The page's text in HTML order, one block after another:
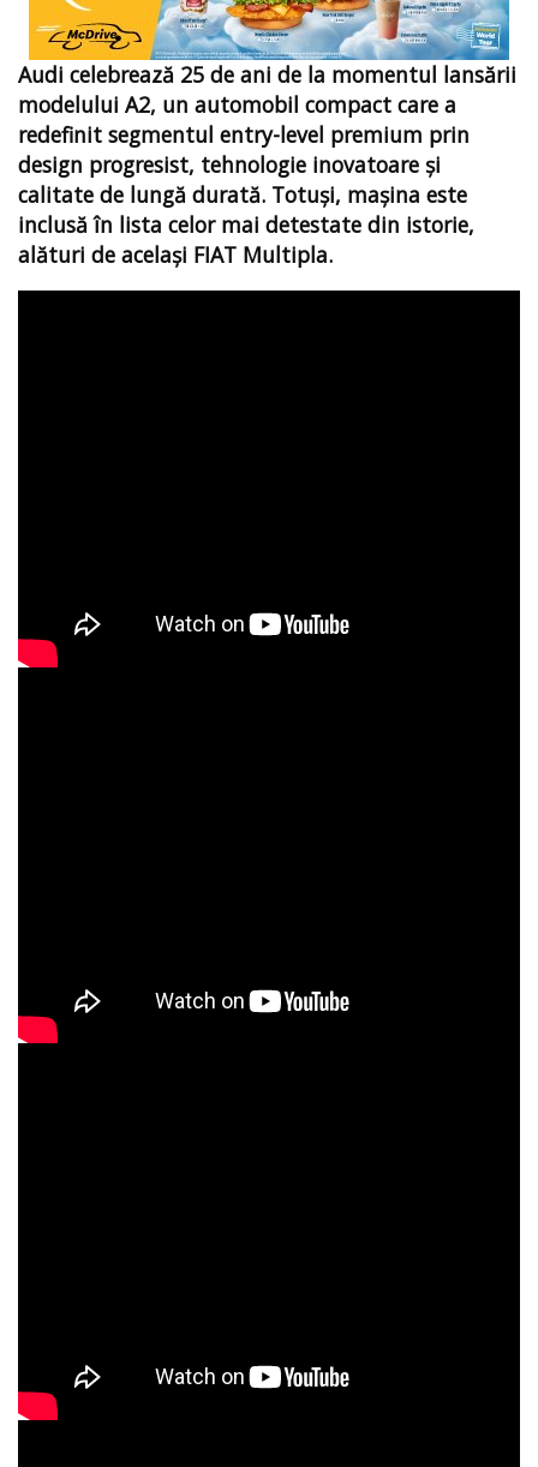
Audi celebrează 25 de ani de la momentul lansării
modelului A2, un automobil compact care a
redefinit segmentul entry-level premium prin
design progresist, tehnologie inovatoare și
calitate de lungă durată. Totuși, mașina este
inclusă în lista celor mai detestate din istorie,
alături de același FIAT Multipla.